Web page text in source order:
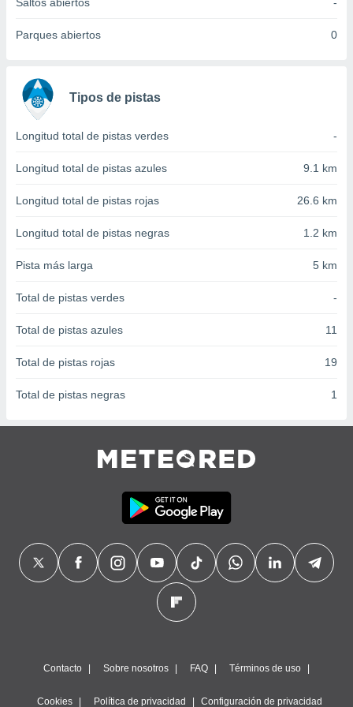
publicidad
de
1199
Saltos abiertos -
Parques abiertos 0
Tipos de pistas
Longitud total de pistas verdes -
Longitud total de pistas azules 9.1 km
Longitud total de pistas rojas 26.6 km
Longitud total de pistas negras 1.2 km
Pista más larga 5 km
Total de pistas verdes -
Total de pistas azules 11
Total de pistas rojas 19
Total de pistas negras 1
Contacto Sobre nosotros FAQ Términos de uso
Cookies Política de privacidad Configuración de privacidad